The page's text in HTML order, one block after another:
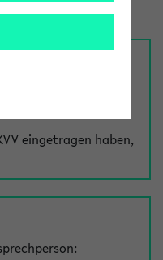
eingetragen haben,